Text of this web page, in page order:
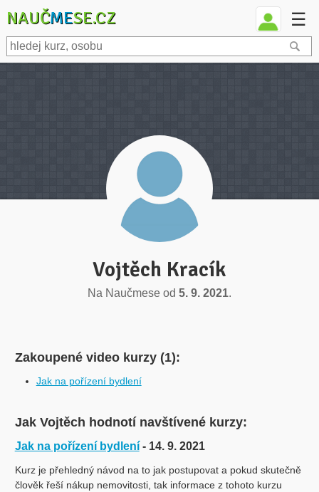
NAUČMESE.CZ ☰
Vojtěch Kracík
Na Naučmese od 5. 9. 2021.
Zakoupené video kurzy (1):
Jak na pořízení bydlení
Jak Vojtěch hodnotí navštívené kurzy:
Jak na pořízení bydlení - 14. 9. 2021
Kurz je přehledný návod na to jak postupovat a pokud skutečně
člověk řeší nákup nemovitosti, tak informace z tohoto kurzu